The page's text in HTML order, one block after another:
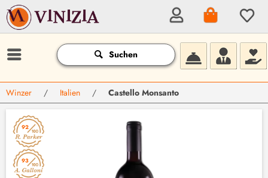
Suchen
Winzer / Italien / Castello Monsanto
92
93